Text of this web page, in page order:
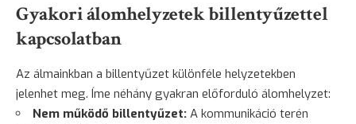
Gyakori álomhelyzetek billentyűzettel
kapcsolatban
Az álmainkban a billentyűzet különféle helyzetekben
jelenhet meg. Íme néhány gyakran előforduló álomhelyzet:
Nem működő billentyűzet: A kommunikáció terén